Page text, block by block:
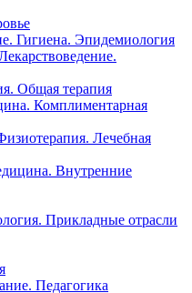
Гигиена. Эпидемиология
Общая терапия
Комплиментарная
Лечебная
Внутренние
Прикладные отрасли
Педагогика